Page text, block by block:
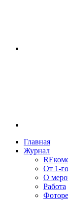
Главная
Журнал
От 1-
О
Работа